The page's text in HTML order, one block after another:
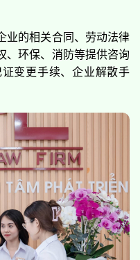
业的相关合同、劳动法律
、环保、消防等提供咨询
变更手续、企业解散手